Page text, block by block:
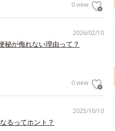
0 view
2026/02/10
秘が侮れない理由って？
0 view
2025/10/10
るってホント？